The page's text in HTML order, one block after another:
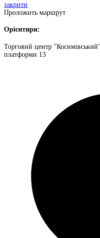
закрити
Проложить маршрут
Орієнтири:
Торговий центр
платформи 13